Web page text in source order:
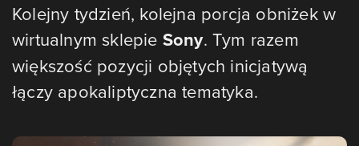
Kolejny tydzień, kolejna porcja obniżek w
wirtualnym sklepie Sony. Tym razem
większość pozycji objętych inicjatywą
łączy apokaliptyczna tematyka.